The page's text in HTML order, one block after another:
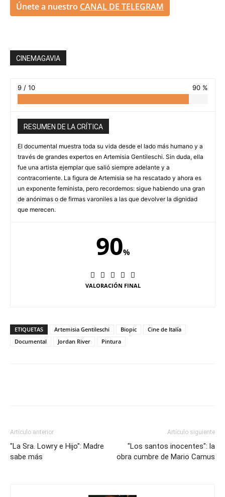
Únete a nuestro CANAL DE TELEGRAM
CINEMAGAVIA
9 / 10 90 %
RESUMEN DE LA CRÍTICA
El documental muestra toda su vida desde el lado más humano y a
través de grandes expertos en Artemisia Gentileschi. Sin duda, ella
fue una artista ejemplar que salió siempre adelante y a
contracorriente. La figura de Artemisia se ha rescatado y ahora es
un exponente feminista, pero recordemos: sigue habiendo una gran
de anónimas o de firmas varoniles a las que devolver la dignidad
que merecen.
90%
VALORACIÓN FINAL
ETIQUETAS Artemisia Gentileschi Biopic
Cine de Italía
Documental
Jordan River Pintura
Artículo anterior
"La Sra. Lowry e Hijo": Madre
sabe más
Artículo siguiente
"Los santos inocentes": la
obra cumbre de Mario Camus